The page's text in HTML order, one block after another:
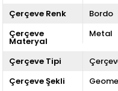
Çerçeve Renk
Bordo
Çerçeve
Materyal
Metal
Çerçeve Tipi
Çerçeve Şekli